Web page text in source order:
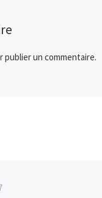
publier un commentaire.